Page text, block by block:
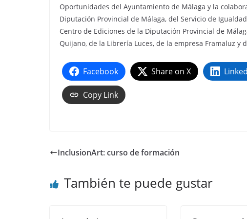
Oportunidades del Ayuntamiento de Málaga y la
Diputación Provincial de Málaga, del Servicio de
Centro de Ediciones de la Diputación Provincial de
Quijano, de la Librería Luces, de la empresa Framaluz y
Facebook Share on X
Copy Link
InclusionArt: curso de formación
También te puede gustar